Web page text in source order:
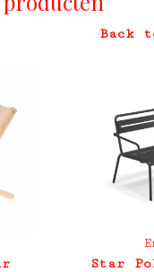
Back
Star